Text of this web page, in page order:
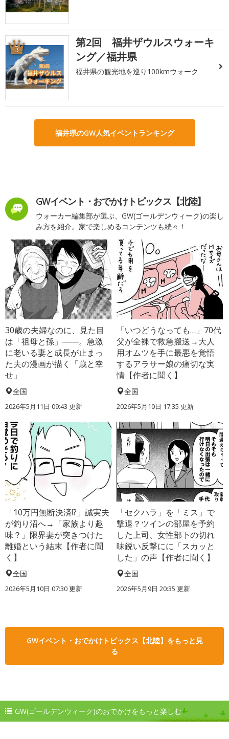
3
第2回 福井ザウルスウォーキ
ング／福井県
福井県の観光地を巡り100kmウォーク
福井県のGW人気イベントランキング
GWイベント・おでかけトピックス【北陸】
ウォーカー編集部が選ぶ、GW(ゴールデンウィーク)の楽し
み方を紹介。家で楽しめるコンテンツも続々！
30歳の夫婦なのに、見た目
は「祖母と孫」――。急激
に老いる妻と成長が止まっ
た夫の漫画が描く「歳と幸
せ」
全国
2026年5月11日 09:43 更新
「いつどうなっても…」70代
父が全裸で救急搬送→大人
用オムツを手に最悪を覚悟
するアラサー娘の痛切な実
情【作者に聞く】
全国
2026年5月10日 17:35 更新
「10万円無断決済!?」誠実夫
が釣り沼へ→「家族より趣
味？」限界妻が突きつけた
離婚という結末【作者に聞
く】
全国
2026年5月10日 07:30 更新
「セクハラ」を「ミス」で
撃退？ツインの部屋を予約
した上司、女性部下の切れ
味鋭い反撃にに「スカッと
した」の声【作者に聞く】
全国
2026年5月9日 20:35 更新
GWイベント・おでかけトピックス【北陸】をもっと見
る
GW(ゴールデンウィーク)のおでかけをもっと楽しむ